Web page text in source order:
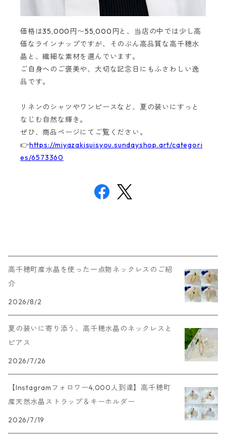
価格は35,000円〜55,000円と、当店の中では少し高
価なラインナップですが、そのぶん高品質な高千穂水
晶と、繊細な素材を選んでいます。
ご自身へのご褒美や、大切な記念日にもふさわしい逸
品です。
リネンのシャツやワンピースなど、夏の装いにすっと
なじむ自然な輝き。
ぜひ、商品ページにてご覧ください。
👉https://miyazakisuisyou.sundayshop.art/categori
es/6573360
高千穂町産水晶を使った一点物ネックレスのご紹
介
2026/8/2
夏の装いに寄り添う、高千穂水晶のネックレスと
ピアス
2026/7/26
【Instagramフォロワー4,000人到達】高千穂町
産天然水晶ストラップ＆キーホルダー
2026/7/19